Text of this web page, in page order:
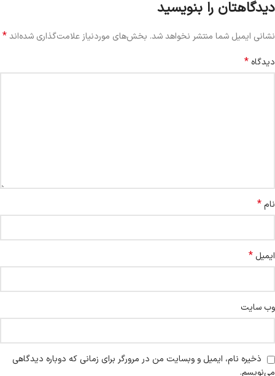
دیدگاهتان را بنویسید
نشانی ایمیل شما منتشر نخواهد شد. بخش‌های موردنیاز علامت‌گذاری شده‌اند*
دیدگاه *
نام*
ایمیل *
وب‌ سایت
ذخیره نام، ایمیل و وبسایت من در مرورگر برای زمانی که دوباره دیدگاهی
می‌نویسم.